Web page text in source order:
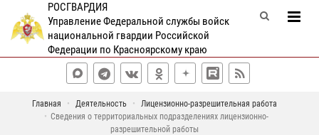
РОСГВАРДИЯ
Управление Федеральной службы войск
национальной гвардии Российской
Федерации по Красноярскому краю
Главная Деятельность
Лицензионно-разрешительная работа
Сведения о территориальных подразделениях лицензионно-
разрешительной работы